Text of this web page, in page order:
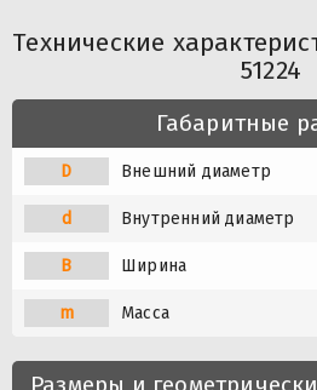
Технические
51224
Габаритные
D Внешний диаметр
d Внутренний диаметр
B Ширина
m Масса
Размеры и